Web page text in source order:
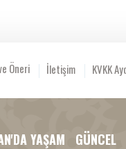
Öneri İletişim KVKK
YAŞAM GÜNCEL